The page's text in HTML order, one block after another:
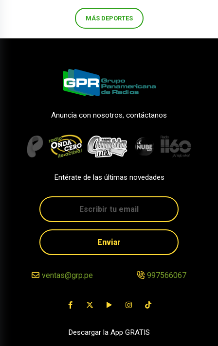
MÁS DEPORTES
Anuncia con nosotros, contáctanos
Entérate de las últimas novedades
Enviar
ventas@grp.pe 997566067
Descargar la App GRATIS